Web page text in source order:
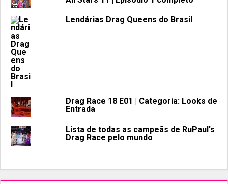
Lendárias Drag Queens do Brasil
Drag Race 18 E01 | Categoria: Looks de
Entrada
Lista de todas as campeãs de RuPaul's
Drag Race pelo mundo